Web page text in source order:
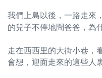
我們上島以後，一路走來
的兒子不停地問爸爸，為
走在西西里的大街小巷，
會想，迎面走來的這些人